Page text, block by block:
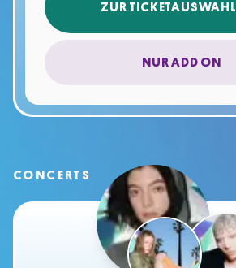
ZUR TICKETAUSWAHL
NUR ADD ON
CONCERTS